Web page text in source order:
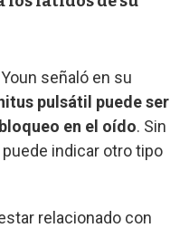
señaló en su
pulsátil puede ser
en el oído. Sin
indicar otro tipo
relacionado con